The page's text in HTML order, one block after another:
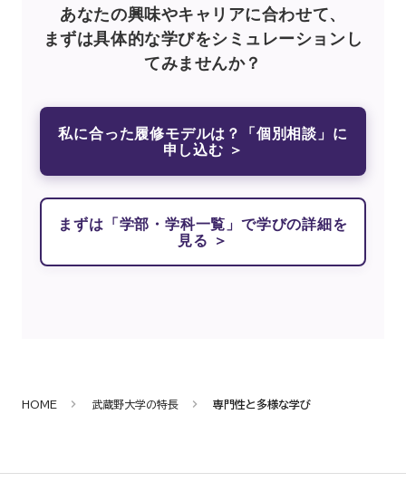
あなたの興味やキャリアに合わせて、
まずは具体的な学びをシミュレーションし
てみませんか？
私に合った履修モデルは？「個別相談」に
申し込む ＞
まずは「学部・学科一覧」で学びの詳細を
見る ＞
HOME 武蔵野大学の特長 専門性と多様な学び